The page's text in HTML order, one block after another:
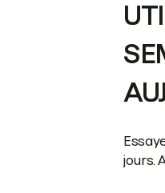
jours.